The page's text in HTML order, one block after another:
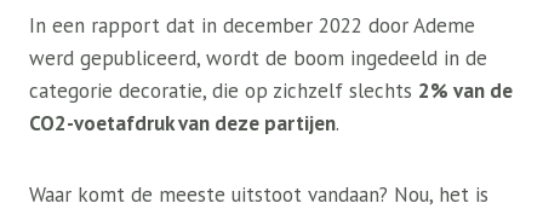
In een rapport dat in december 2022 door Ademe
werd gepubliceerd, wordt de boom ingedeeld in de
categorie decoratie, die op zichzelf slechts 2% van de
CO2-voetafdruk van deze partijen.
Waar komt de meeste uitstoot vandaan? Nou, het is